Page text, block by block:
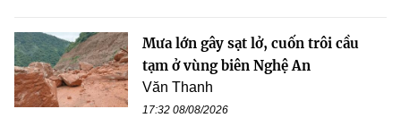
Mưa lớn gây sạt lở, cuốn trôi cầu
tạm ở vùng biên Nghệ An
Văn Thanh
17:32 08/08/2026